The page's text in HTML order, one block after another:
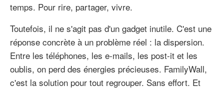
temps. Pour rire, partager, vivre.
Toutefois, il ne s'agit pas d'un gadget inutile. C'est une
réponse concrète à un problème réel : la dispersion.
Entre les téléphones, les e-mails, les post-it et les
oublis, on perd des énergies précieuses. FamilyWall,
c'est la solution pour tout regrouper. Sans effort. Et